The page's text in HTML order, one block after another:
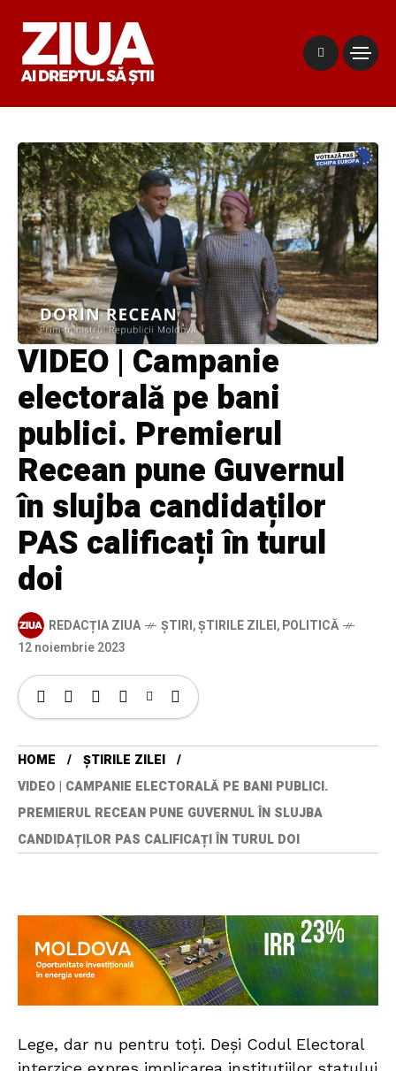
VIDEO | Campanie
electorală pe bani
publici. Premierul
Recean pune Guvernul
în slujba candidaților
PAS calificați în turul
doi
REDACȚIA ZIUA ȘTIRI,ȘTIRILE ZILEI,POLITICĂ
12 noiembrie 2023
HOME
ȘTIRILE ZILEI
VIDEO | CAMPANIE ELECTORALĂ PE BANI PUBLICI.
PREMIERUL RECEAN PUNE GUVERNUL ÎN SLUJBA
CANDIDAȚILOR PAS CALIFICAȚI ÎN TURUL DOI
Lege, dar nu pentru toți. Deși Codul Electoral